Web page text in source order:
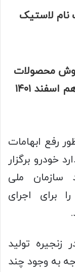
نام لاستیک
محصولات
اسفند ۱۴۰۱
رفع ابهامات
خودرو برگزار
سازمان ملی
برای اجرای
زنجیره تولید
به وجود چند